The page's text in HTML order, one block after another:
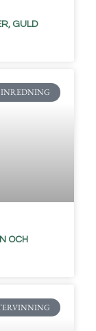
GULD
INREDNING
OCH